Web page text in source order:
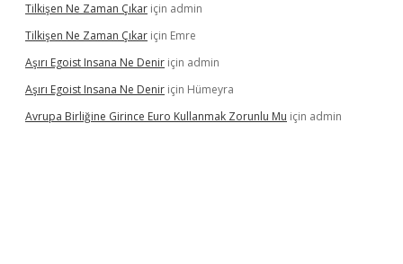
Tilkişen Ne Zaman Çıkar için admin
Tilkişen Ne Zaman Çıkar için Emre
Aşırı Egoist Insana Ne Denir için admin
Aşırı Egoist Insana Ne Denir için Hümeyra
Avrupa Birliğine Girince Euro Kullanmak Zorunlu Mu için admin